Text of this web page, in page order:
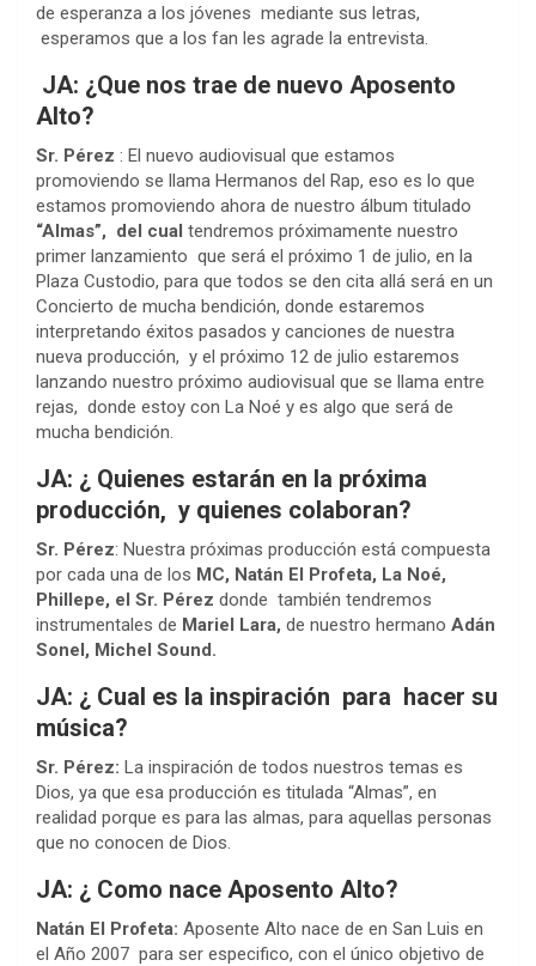
de esperanza a los jóvenes mediante sus letras,
esperamos que a los fan les agrade la entrevista.
JA: ¿Que nos trae de nuevo Aposento
Alto?
Sr. Pérez : El nuevo audiovisual que estamos
promoviendo se llama Hermanos del Rap, eso es lo que
estamos promoviendo ahora de nuestro álbum titulado
“Almas”, del cual tendremos próximamente nuestro
primer lanzamiento que será el próximo 1 de julio, en la
Plaza Custodio, para que todos se den cita allá será en un
Concierto de mucha bendición, donde estaremos
interpretando éxitos pasados y canciones de nuestra
nueva producción, y el próximo 12 de julio estaremos
lanzando nuestro próximo audiovisual que se llama entre
rejas, donde estoy con La Noé y es algo que será de
mucha bendición.
JA: ¿ Quienes estarán en la próxima
producción, y quienes colaboran?
Sr. Pérez: Nuestra próximas producción está compuesta
por cada una de los MC, Natán El Profeta, La Noé,
Phillepe, el Sr. Pérez donde también tendremos
instrumentales de Mariel Lara, de nuestro hermano Adán
Sonel, Michel Sound.
JA: ¿ Cual es la inspiración para hacer su
música?
Sr. Pérez: La inspiración de todos nuestros temas es
Dios, ya que esa producción es titulada “Almas”, en
realidad porque es para las almas, para aquellas personas
que no conocen de Dios.
JA: ¿ Como nace Aposento Alto?
Natán El Profeta: Aposente Alto nace de en San Luis en
el Año 2007 para ser especifico, con el único objetivo de